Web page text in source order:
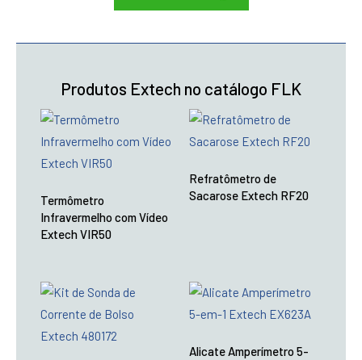
Produtos Extech no catálogo FLK
Termômetro
Infravermelho com Vídeo
Extech VIR50
Refratômetro de
Sacarose Extech RF20
Alicate Amperímetro 5-